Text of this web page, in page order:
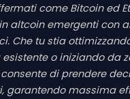
come Bitcoin ed
altcoin emergenti con
Che tu stia
o iniziando da
di prendere
garantendo massima